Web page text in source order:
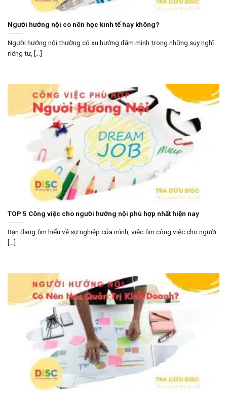
Người hướng nội có nên học kinh tế hay không?
Người hướng nội thường có xu hướng đắm mình trong những suy nghĩ
riêng tư, [...]
TOP 5 Công việc cho người hướng nội phù hợp nhất hiện nay
Bạn đang tìm hiểu về sự nghiệp của mình, việc tìm công việc cho người
[...]